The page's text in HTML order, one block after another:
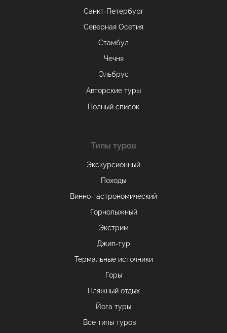
Санкт-Петербург
Северная Осетия
Стамбул
Чечня
Эльбрус
Авторские туры
Полный список
Типы туров
Экскурсионный
Походы
Винно-гастрономический
Горнолыжный
Экстрим
Джип-тур
Термальные источники
Горы
Пляжный отдых
Йога туры
Все типы туров